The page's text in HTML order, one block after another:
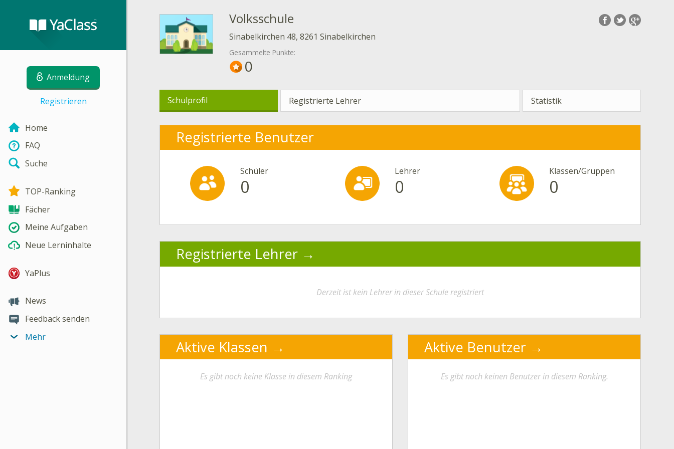
Anmeldung
Registrieren
Home
FAQ
Suche
TOP-Ranking
Fächer
Meine Aufgaben
Neue Lerninhalte
YaPlus
News
Feedback senden
Mehr
Volksschule
Sinabelkirchen 48, 8261 Sinabelkirchen
Gesammelte Punkte:
0
Schulprofil Registrierte Lehrer Statistik
Registrierte Benutzer
Schüler
0
Lehrer
0
Klassen/Gruppen
0
Registrierte Lehrer
Derzeit ist kein Lehrer in dieser Schule registriert
Aktive Klassen
Es gibt noch keine Klasse in diesem Ranking
Aktive Benutzer
Es gibt noch keinen Benutzer in diesem Ranking.